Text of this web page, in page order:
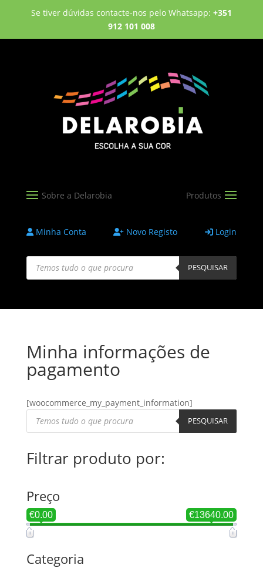
Se tiver dúvidas contacte-nos pelo Whatsapp: +351
912 101 008
Minha Conta Novo Registo Login
Products
search PESQUISAR
Minha informações de
pagamento
[woocommerce_my_payment_information]
Products
search PESQUISAR
Filtrar produto por:
Preço
€0.00 €13640.00
Categoria